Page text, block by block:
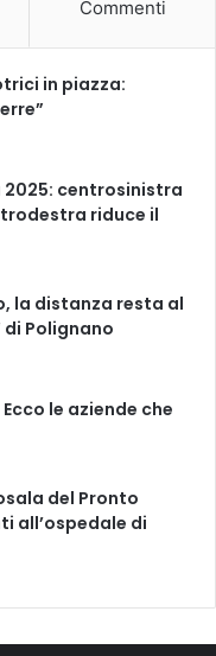
Commenti
in piazza:
2025: centrosinistra
riduce il
la distanza resta al
di Polignano
Ecco le aziende che
del Pronto
all’ospedale di